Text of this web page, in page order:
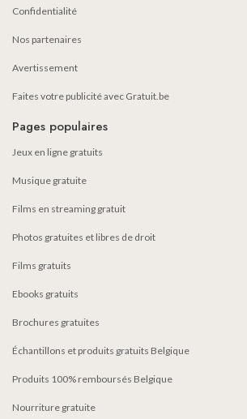
Confidentialité
Nos partenaires
Avertissement
Faites votre publicité avec Gratuit.be
Pages populaires
Jeux en ligne gratuits
Musique gratuite
Films en streaming gratuit
Photos gratuites et libres de droit
Films gratuits
Ebooks gratuits
Brochures gratuites
Échantillons et produits gratuits Belgique
Produits 100% remboursés Belgique
Nourriture gratuite